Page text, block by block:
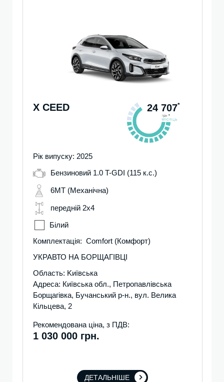
X CEED 24 707*
Рік випуску: 2025
Бензиновий 1.0 T-GDI (115 к.с.)
6MT (Механічна)
передній 2х4
Білий
Комплектація: Comfort (Комфорт)
УКРАВТО НА БОРЩАГІВЦІ
Область: Kиївська
Адреса: Київська обл., Петропавлівська
Борщагівка, Бучанський р-н., вул. Велика
Кільцева, 2
Рекомендована ціна, з ПДВ:
1 030 000 грн.
ДЕТАЛЬНІШЕ